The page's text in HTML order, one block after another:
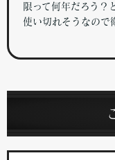
限って何年だろう？
使い切れそうなので